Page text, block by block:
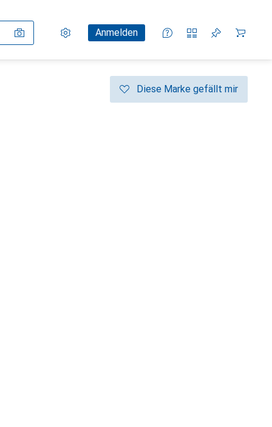
Einstellungen
KundenkontoAnmelden
Vergleichslisten
Merklisten
Warenkorb
Diese Marke gefällt mir